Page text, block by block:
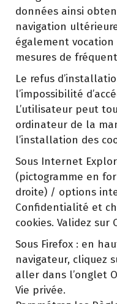
données ainsi
navigation
également
mesures de
Le refus
l’impossibilité
L’utilisateur peut
ordinateur de la
l’installation des
Sous Internet
(pictogramme en
droite) / options
Confidentialité et
cookies. Validez sur
Sous Firefox : en
navigateur, cliquez
aller dans l’onglet
Vie privée.